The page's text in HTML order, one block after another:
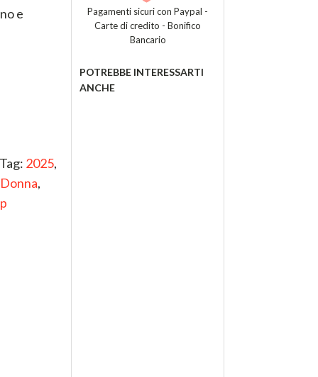
e
Pagamenti sicuri con Paypal -
Carte di credito - Bonifico
Bancario
POTREBBE INTERESSARTI
ANCHE